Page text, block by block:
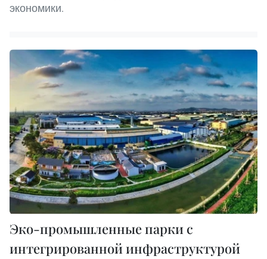
экономики.
Эко-промышленные парки с
интегрированной инфраструктурой